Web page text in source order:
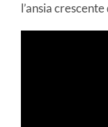
l’ansia